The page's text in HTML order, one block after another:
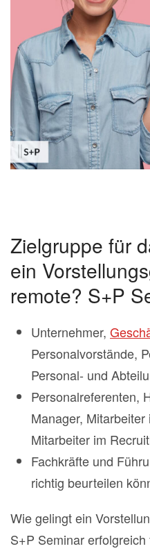
Zielgruppe für
ein
remote? S+P
Unternehmer,
Personalvorstände,
Personal- und
Personalreferenten,
Manager,
Mitarbeiter im
Fachkräfte und
richtig beurteilen
Wie gelingt ein
S+P Seminar